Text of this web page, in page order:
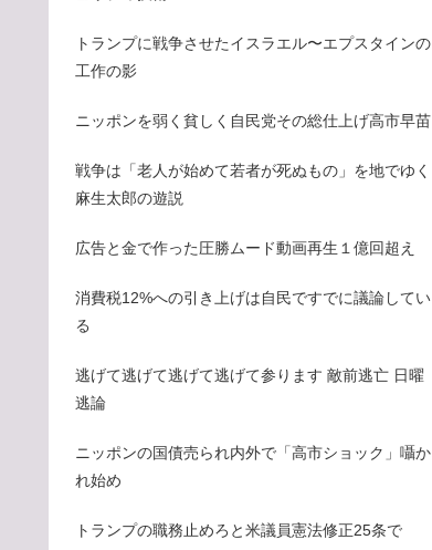
トランプに戦争させたイスラエル〜エプスタインの
工作の影
ニッポンを弱く貧しく自民党その総仕上げ高市早苗
戦争は「老人が始めて若者が死ぬもの」を地でゆく
麻生太郎の遊説
広告と金で作った圧勝ムード動画再生１億回超え
消費税12%への引き上げは自民ですでに議論してい
る
逃げて逃げて逃げて逃げて参ります 敵前逃亡 日曜
逃論
ニッポンの国債売られ内外で「高市ショック」囁か
れ始め
トランプの職務止めろと米議員憲法修正25条で